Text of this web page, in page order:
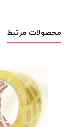
صدا
COMA
NOISE
محصولات مرتبط